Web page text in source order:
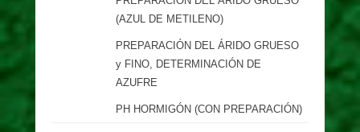
(AZUL DE METILENO)
PREPARACIÓN DEL ÁRIDO GRUESO
y FINO, DETERMINACIÓN DE
AZUFRE
PH HORMIGÓN (CON PREPARACIÓN)